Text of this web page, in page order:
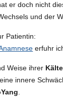
er doch nicht
und der
Patientin:
erfuhr
Weise ihrer
innere
.